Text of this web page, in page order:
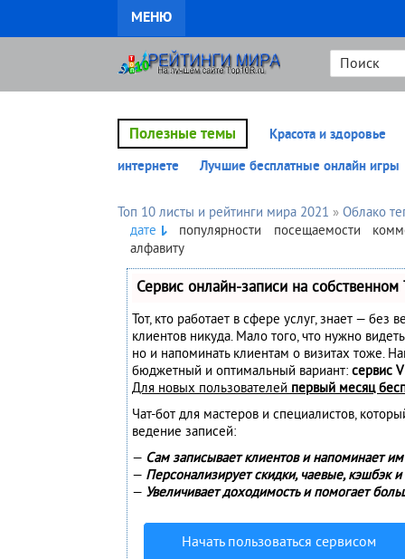
МЕНЮ
Полезные темы
Красота и здоровье
интернете
Лучшие бесплатные онлайн игры
Топ 10 листы и рейтинги мира 2021 » Облако
дате
популярности посещаемости
алфавиту
Сервис онлайн-записи на
Тот, кто работает в сфере услуг, знает — без
клиентов никуда. Мало того, что нужно
но и напоминать клиентам о визитах тоже.
бюджетный и оптимальный вариант: сервис
Для новых пользователейпервый месяц
Чат-бот для мастеров и специалистов,
ведение записей:
— Сам записывает клиентов и напоминает
— Персонализирует скидки, чаевые, кэшбэк
— Увеличивает доходимость и помогает
Начать пользоваться сервисом